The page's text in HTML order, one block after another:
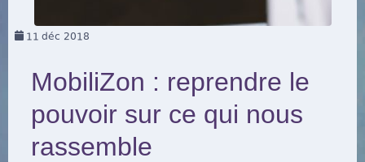
11 déc 2018
MobiliZon : reprendre le
pouvoir sur ce qui nous
rassemble